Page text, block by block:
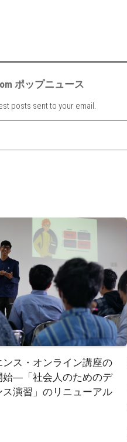
ポップニュース
posts sent to your email.
ンス・オンライン講座の
始―「社会人のためのデ
ス演習」のリニューアル